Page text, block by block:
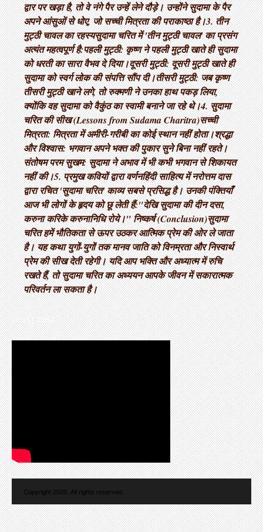
द्वार पर खड़ा है, तो वे नंगे पैर उन्हें लेने दौड़े। उन्होंने सुदामा के पैर
अपने आंसुओं से धोए, जो सच्ची मित्रता की पराकाष्ठा है। ​3. तीन
मुट्ठी चावल का रहस्य ​सुदामा चरित में 'तीन मुट्ठी चावल' का प्रसंग
अत्यंत महत्वपूर्ण है: ​पहली मुट्ठी: कृष्ण ने पहली मुट्ठी खाते ही सुदामा
को धरती का सारा वैभव दे दिया। ​दूसरी मुट्ठी: दूसरी मुट्ठी खाते ही
सुदामा को स्वर्ग लोक की संपत्ति सौंप दी। ​तीसरी मुट्ठी: जब कृष्ण
तीसरी मुट्ठी खाने लगे, तो रुक्मणी ने उनका हाथ पकड़ लिया,
क्योंकि वह सुदामा को वैकुंठ का स्वामी बनाने जा रहे थे। ​4. सुदामा
चरित की सीख (Lessons from Sudama Charitra) ​सच्ची
मित्रता: मित्रता में अमीरी-गरीबी का कोई स्थान नहीं होता। ​श्रद्धा
और विश्वास: भगवान अपने भक्त की पुकार सुने बिना नहीं रहते। ​
संतोषम परम सुखम: सुदामा ने अभाव में भी कभी भगवान से शिकायत
नहीं की। ​5. प्रमुख कवियों द्वारा वर्णन ​हिंदी साहित्य में नरोत्तम दास
द्वारा रचित 'सुदामा चरित' काव्य सबसे प्रसिद्ध है। उनकी पंक्तियाँ
आज भी लोगों के हृदय को छू लेती हैं: ​"देखि सुदामा की दीन दसा,
करुना करिके करुनानिधि रोये।" निष्कर्ष (Conclusion) ​सुदामा
चरित हमें भौतिकता से ऊपर उठकर आत्मिक प्रेम की ओर ले जाता
है। यह कथा युगों-युगों तक मानव जाति को विनम्रता और निस्वार्थ
प्रेम की सीख देती रहेगी। यदि आप भक्ति और अध्यात्म में रुचि
रखते हैं, तो सुदामा चरित का अध्ययन आपके जीवन में सकारात्मक
परिवर्तन ला सकता है।
LATEST VIDEO
Copyright 2020. All rights reserved.